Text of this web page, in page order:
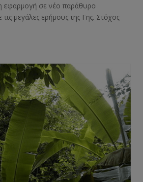
η εφαρμογή σε νέο παράθυρο
μεγάλες ερήμους της Γης. Στόχος